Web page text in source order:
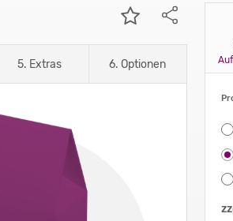
5. Extras 6. Optionen